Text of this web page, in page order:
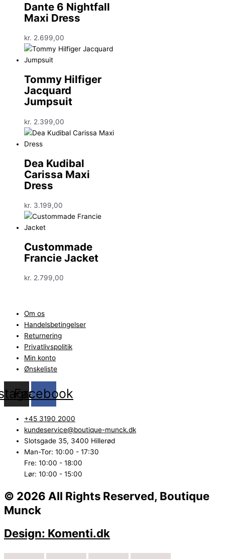
Dante 6 Nightfall
Maxi Dress
kr. 2.699,00
Tommy Hilfiger
Jacquard
Jumpsuit
kr. 2.399,00
Dea Kudibal
Carissa Maxi
Dress
kr. 3.199,00
Custommade
Francie Jacket
kr. 2.799,00
Om os
Handelsbetingelser
Returnering
Privatlivspolitik
Min konto
Ønskeliste
Facebook
+45 3190 2000
kundeservice@boutique-munck.dk
Slotsgade 35, 3400 Hillerød
Man-Tor: 10:00 - 17:30
Fre: 10:00 - 18:00
Lør: 10:00 - 15:00
© 2026 All Rights Reserved, Boutique
Munck
Design: Komenti.dk